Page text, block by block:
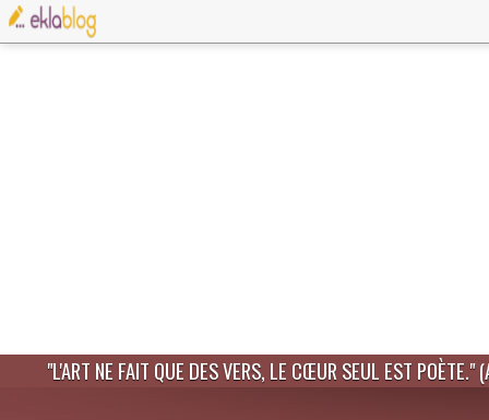
"L'ART NE FAIT QUE DES VERS, LE CŒUR SEUL EST POÈTE."